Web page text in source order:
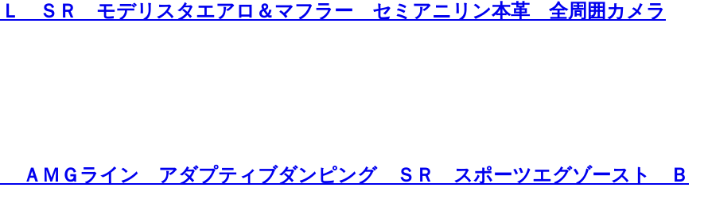
Ｌ ＳＲ モデリスタエアロ＆マフラー セミアニリン本革 全周囲カメラ
ＡＭＧライン アダプティブダンピング ＳＲ スポーツエグゾースト Ｂ